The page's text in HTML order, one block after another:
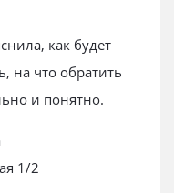
как будет
на что обратить
и понятно.
1/2